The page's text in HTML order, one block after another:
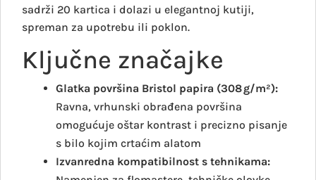
sadrži 20 kartica i dolazi u elegantnoj kutiji,
spreman za upotrebu ili poklon.
Ključne značajke
Glatka površina Bristol papira (308 g/m²):
Ravna, vrhunski obrađena površina
omogućuje oštar kontrast i precizno pisanje
s bilo kojim crtaćim alatom
Izvanredna kompatibilnost s tehnikama: